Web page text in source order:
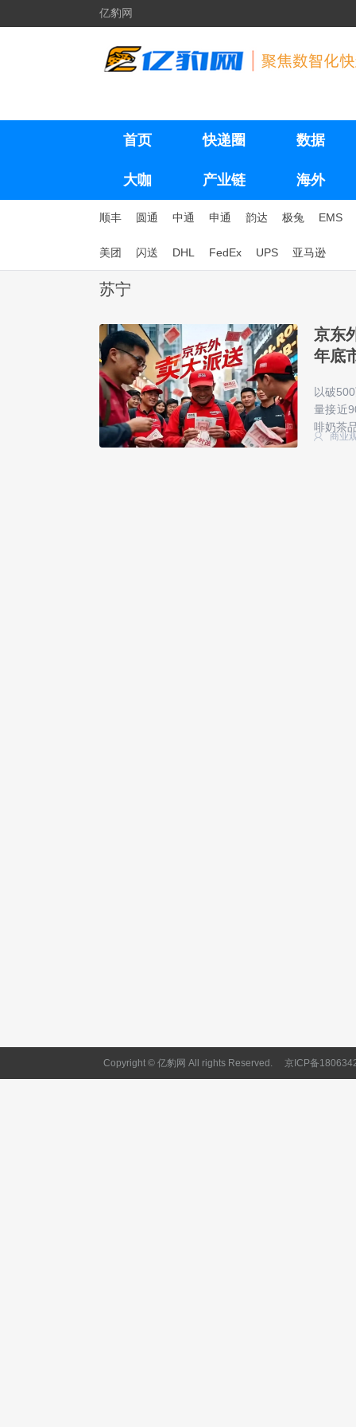
亿豹网
首页 快递圈 数据
大咖 产业链 海外
顺丰 圆通 中通 申通 韵达 极兔 EMS
美团 闪送 DHL FedEx UPS 亚马逊
苏宁
京东
年底
以破
量接近
啡奶茶
商业
Copyright © 亿豹网 All rights Reserved. 京ICP备